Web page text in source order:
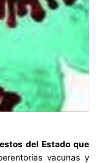
del Estado que
vacunas y